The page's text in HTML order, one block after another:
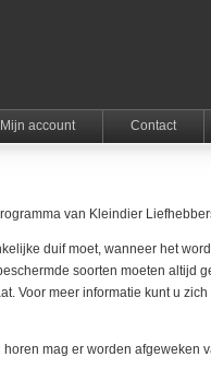
Mijn account Contact
van Kleindier
duif moet, wanneer het
soorten moeten altijd
Voor meer informatie kunt u
mag er worden afgeweken